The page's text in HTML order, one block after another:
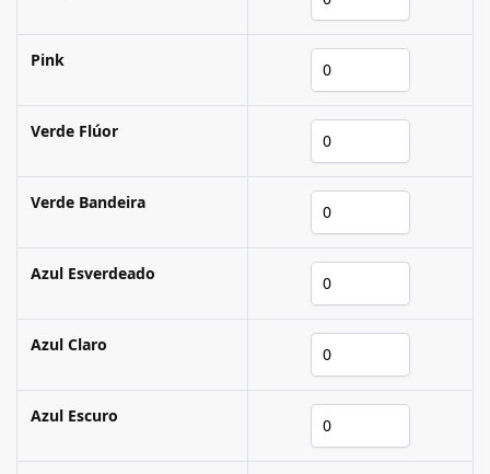
Pink
Verde Flúor
Verde Bandeira
Azul Esverdeado
Azul Claro
Azul Escuro